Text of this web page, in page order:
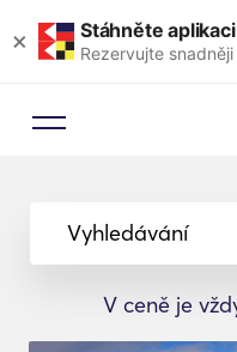
× Stáhněte aplikaci
Rezervujte snadněji
Vyhledávání
V ceně je